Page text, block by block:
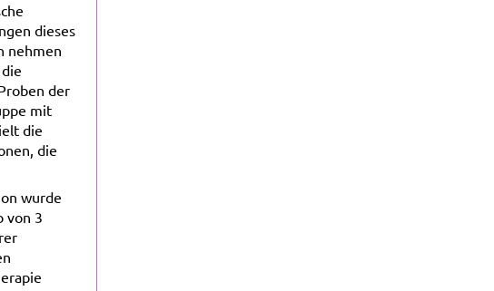
dieses
nehmen
der
mit
die
die
wurde
von 3